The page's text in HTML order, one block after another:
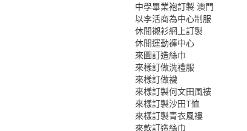
中學畢業袍訂製 澳門
以李活商為中心制服
休閒襯衫網上訂製
休閒運動褲中心
來圖訂造絲巾
來樣訂做洗禮服
來樣訂做襪
來樣訂製何文田風褸
來樣訂製沙田T恤
來樣訂製青衣風褸
來款訂造絲巾